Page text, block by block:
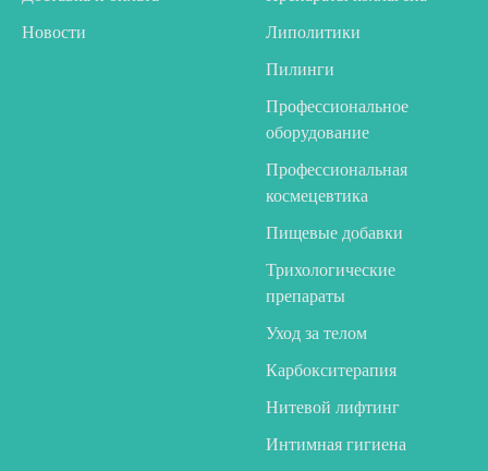
Новости
Липолитики
Пилинги
Профессиональное
оборудование
Профессиональная
космецевтика
Пищевые добавки
Трихологические
препараты
Уход за телом
Карбокситерапия
Нитевой лифтинг
Интимная гигиена